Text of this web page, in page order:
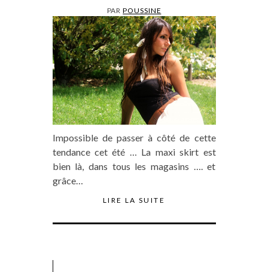
PARPOUSSINE
Impossible de passer à côté de cette
tendance cet été … La maxi skirt est
bien là, dans tous les magasins …. et
grâce…
LIRE LA SUITE